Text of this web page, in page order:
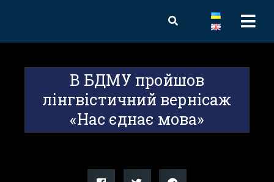
В БДМУ пройшов
лінгвістичний вернісаж
«Нас єднає мова»